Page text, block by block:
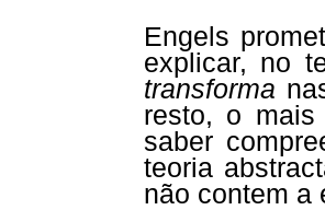
Engels
explicar, no
transforma
resto, o mais
saber
teoria
não contem a